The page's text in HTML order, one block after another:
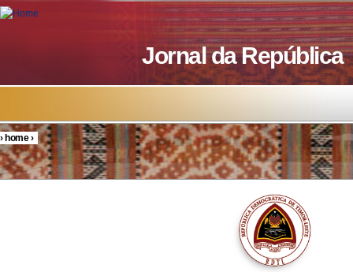
Skip to main content
Jornal da República
You are here
›home›